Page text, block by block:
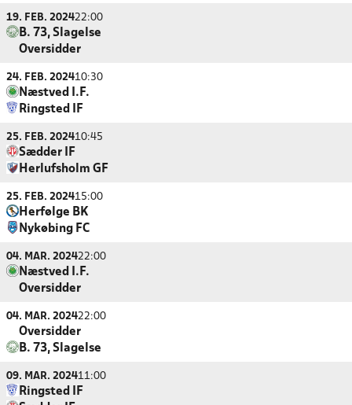
19. FEB. 202422:00
B. 73, Slagelse
Oversidder
24. FEB. 202410:30
Næstved I.F.
Ringsted IF
25. FEB. 202410:45
Sædder IF
Herlufsholm GF
25. FEB. 202415:00
Herfølge BK
Nykøbing FC
04. MAR. 202422:00
Næstved I.F.
Oversidder
04. MAR. 202422:00
Oversidder
B. 73, Slagelse
09. MAR. 202411:00
Ringsted IF